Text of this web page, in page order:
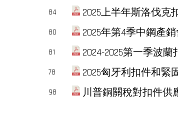
84 2025上半年斯洛伐克
80 2025年第4季中鋼產
81 2024-2025第一季波蘭
78 2025匈牙利扣件和緊
98 川普銅關稅對扣件供